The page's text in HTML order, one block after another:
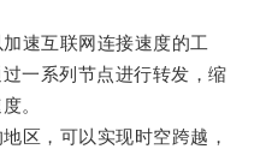
速互联网连接速度的工
一系列节点进行转发，缩
。
，可以实现时空跨越，